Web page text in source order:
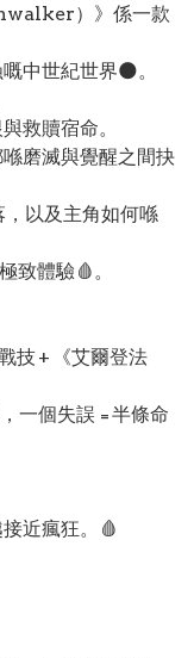
）》係一款
中世紀世界🌑。
救贖宿命。
磨滅與覺醒之間抉
以及主角如何喺
致體驗🩸。
技 + 《艾爾登法
一個失誤 = 半條命
近瘋狂。🩸